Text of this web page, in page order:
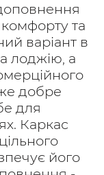
комфорту та
варіант в
лоджію, а
добре
для
Каркас
його